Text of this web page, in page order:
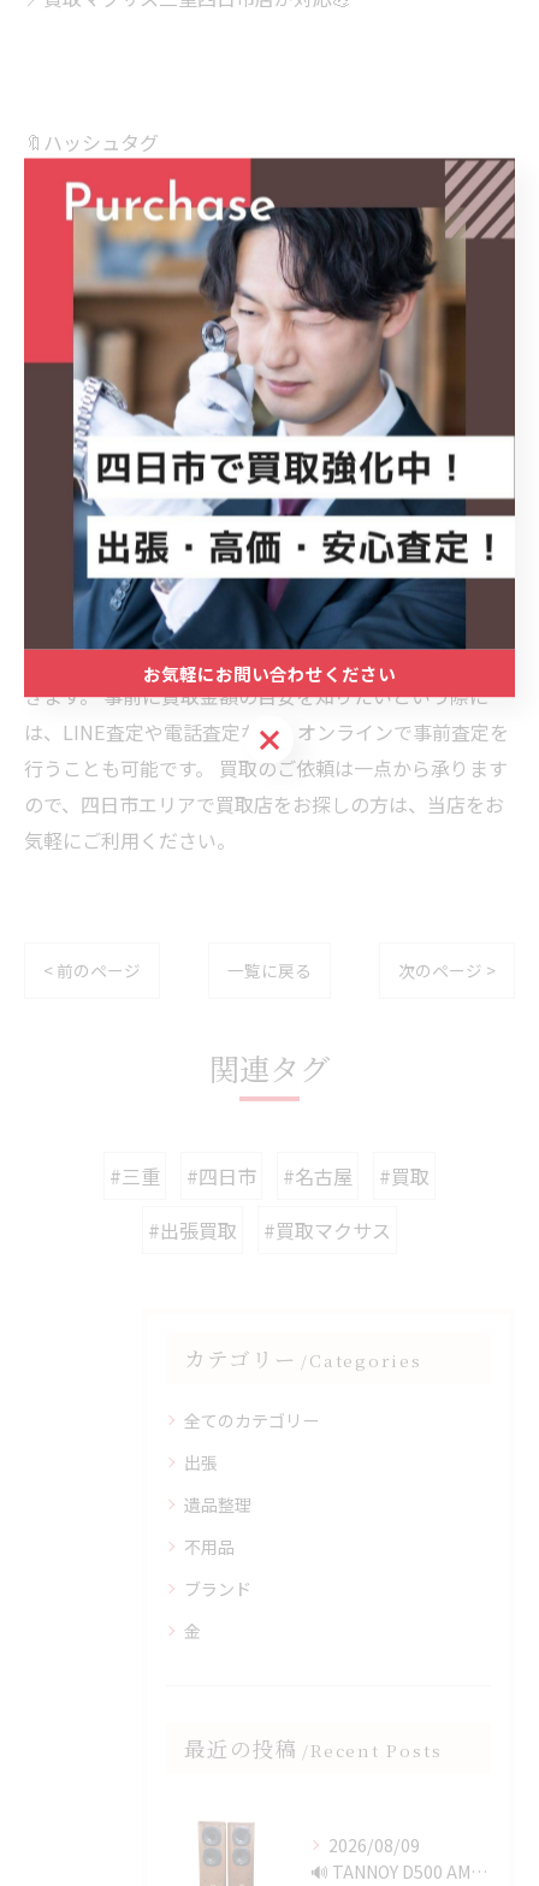
🔖ハッシュタグ
#亀山市 #三重 #四日市 #名古屋 #岐阜 #買取 #出張買取
#買取マクサス
#買取マクサス三重四日市店 #PS4 #PlayStation4 #プレ
イステーション4 #PS4買取
#ゲーム機買取 #ゲーム買取 #高価買取 #不用品買取 #ま
とめ売り #断捨離
#リユース #リサイクルショップ #出張査定 #三重買取
#PS4Pro #ゲーム好き
#買取強化中 #SONY #ソニー #中古ゲーム #ゲーム査定
四日市の買取マクサス 三重四日市店では、家電、家具、
金、ブランド品などの様々なお品物を出張買取、オンラ
イン買取、宅配買取、店頭買取にて買い取らせていただ
きます。 事前に買取金額の目安を知りたいという際に
は、LINE査定や電話査定など、オンラインで事前査定を
行うことも可能です。 買取のご依頼は一点から承ります
ので、四日市エリアで買取店をお探しの方は、当店をお
気軽にご利用ください。
< 前のページ 一覧に戻る 次のページ >
関連タグ
#三重 #四日市 #名古屋
#買取
#出張買取
#買取マクサス
カテゴリー Categories
全てのカテゴリー
出張
遺品整理
不用品
ブランド
金
最近の投稿 Recent Posts
2026/08/09
🔊 TANNOY D500 AMERICAN CHERRYを...
お気軽にお問い合わせください
お気軽にお問い合わせください